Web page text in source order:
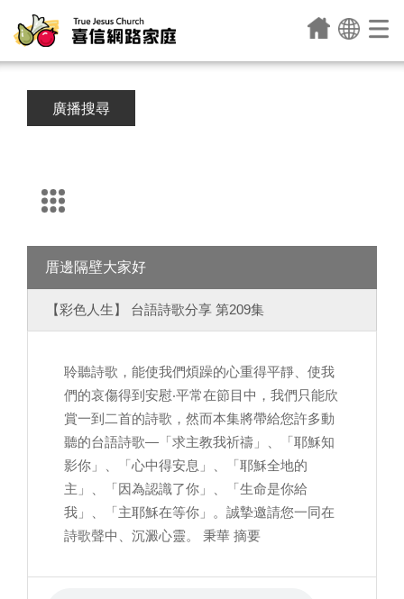
廣播搜尋
厝邊隔壁大家好
【彩色人生】 台語詩歌分享 第209集
聆聽詩歌，能使我們煩躁的心重得平靜、使我
們的哀傷得到安慰‧平常在節目中，我們只能欣
賞一到二首的詩歌，然而本集將帶給您許多動
聽的台語詩歌—「求主教我祈禱」、「耶穌知
影你」、「心中得安息」、「耶穌全地的
主」、「因為認識了你」、「生命是你給
我」、「主耶穌在等你」。誠摯邀請您一同在
詩歌聲中、沉澱心靈。 秉華 摘要